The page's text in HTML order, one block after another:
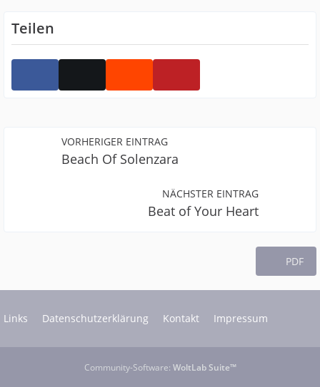
Teilen
VORHERIGER EINTRAG
Beach Of Solenzara
NÄCHSTER EINTRAG
Beat of Your Heart
PDF
Links Datenschutzerklärung Kontakt Impressum
Community-Software: WoltLab Suite™